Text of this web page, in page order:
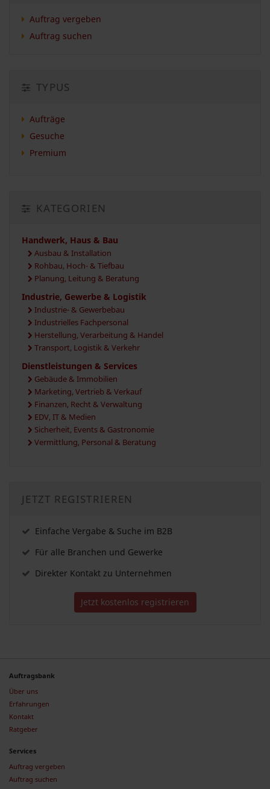
Auftrag vergeben
Auftrag suchen
TYPUS
Aufträge
Gesuche
Premium
KATEGORIEN
Handwerk, Haus & Bau
Ausbau & Installation
Rohbau, Hoch- & Tiefbau
Planung, Leitung & Beratung
Industrie, Gewerbe & Logistik
Industrie- & Gewerbebau
Industrielles Fachpersonal
Herstellung, Verarbeitung & Handel
Transport, Logistik & Verkehr
Dienstleistungen & Services
Gebäude & Immobilien
Marketing, Vertrieb & Verkauf
Finanzen, Recht & Verwaltung
EDV, IT & Medien
Sicherheit, Events & Gastronomie
Vermittlung, Personal & Beratung
JETZT REGISTRIEREN
Einfache Vergabe & Suche im B2B
Für alle Branchen und Gewerke
Direkter Kontakt zu Unternehmen
Jetzt kostenlos registrieren
Auftragsbank
Über uns
Erfahrungen
Kontakt
Ratgeber
Services
Auftrag vergeben
Auftrag suchen